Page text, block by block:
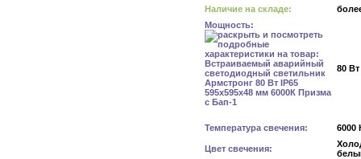
Наличие на складе:
Мощность:
80 Вт
Температура свечения: 6000
Цвет свечения: